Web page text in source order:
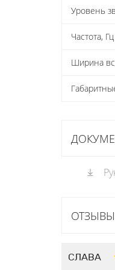
Уровень
Частота, Гц
Ширина
ОТЗЫВЫ
СЛАВА